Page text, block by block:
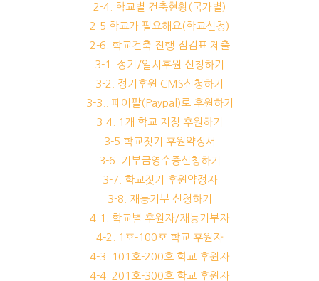
2-4. 학교별 건축현황(국가별)
2-5 학교가 필요해요(학교신청)
2-6. 학교건축 진행 점검표 제출
3-1. 정기/일시후원 신청하기
3-2. 정기후원 CMS신청하기
3-3.. 페이팔(Paypal)로 후원하기
3-4. 1개 학교 지정 후원하기
3-5.학교짓기 후원약정서
3-6. 기부금영수증신청하기
3-7. 학교짓기 후원약정자
3-8. 재능기부 신청하기
4-1. 학교별 후원자/재능기부자
4-2. 1호-100호 학교 후원자
4-3. 101호-200호 학교 후원자
4-4. 201호-300호 학교 후원자